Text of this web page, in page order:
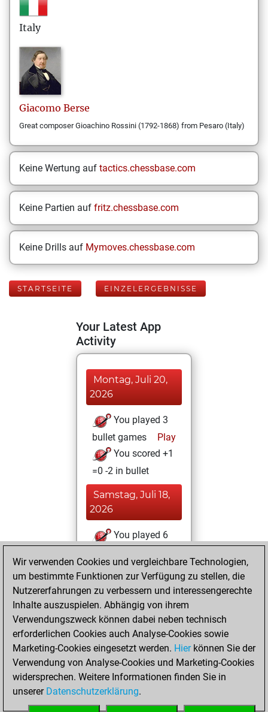
Italy
Giacomo Berse
Great composer Gioachino Rossini (1792-1868) from Pesaro (Italy)
Keine Wertung auf tactics.chessbase.com
Keine Partien auf fritz.chessbase.com
Keine Drills auf Mymoves.chessbase.com
STARTSEITE EINZELERGEBNISSE
Your Latest App
Activity
Montag, Juli 20,
2026
You played 3
bullet games
Play
You scored +1
=0 -2 in bullet
Samstag, Juli 18,
2026
You played 6
You scored +1
=0 -5 in blitz
Mittwoch, Juni 3,
2026
You played 391
slow games
Play
You scored
Wir verwenden Cookies und vergleichbare Technologien,
um bestimmte Funktionen zur Verfügung zu stellen, die
Nutzererfahrungen zu verbessern und interessengerechte
Inhalte auszuspielen. Abhängig von ihrem
Verwendungszweck können dabei neben technisch
erforderlichen Cookies auch Analyse-Cookies sowie
Marketing-Cookies eingesetzt werden. Hierkönnen Sie der
Verwendung von Analyse-Cookies und Marketing-Cookies
widersprechen. Weitere Informationen finden Sie in
unserer Datenschutzerklärung.